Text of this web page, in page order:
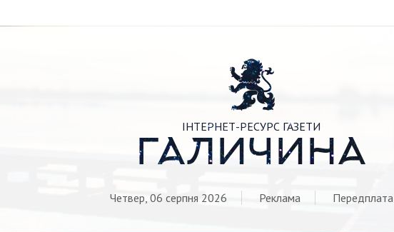

ІНТЕРНЕТ-РЕСУРС ГАЗЕТИ
ГАЛИЧИНА
Четвер, 06 серпня 2026 Реклама Передплата